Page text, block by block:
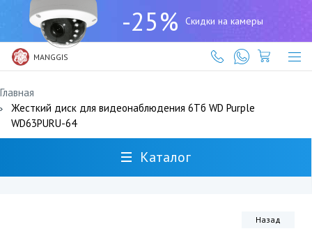
-25% Скидки на камеры
MANGGIS
(727)
317-
61-
61
Главная
Жесткий диск для видеонаблюдения 6Тб WD Purple
WD63PURU-64
Каталог
Назад